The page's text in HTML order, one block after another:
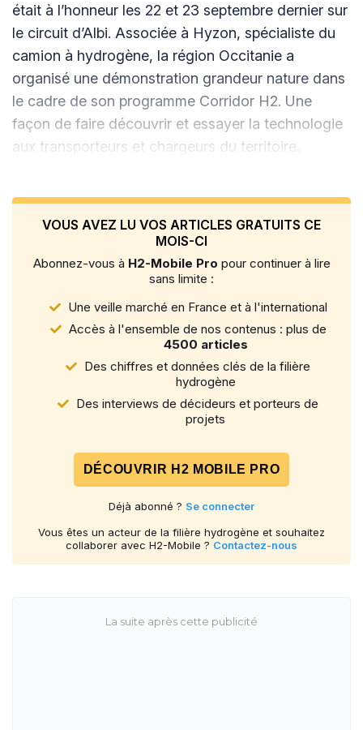
était à l’honneur les 22 et 23 septembre dernier sur
le circuit d’Albi. Associée à Hyzon, spécialiste du
camion à hydrogène, la région Occitanie a
organisé une démonstration grandeur nature dans
le cadre de son programme Corridor H2. Une
façon de faire découvrir et essayer la technologie
aux transporteurs et chargeurs du territoire.
VOUS AVEZ LU VOS ARTICLES GRATUITS CE
MOIS-CI
Abonnez-vous à H2-Mobile Pro pour continuer à lire
sans limite :
Une veille marché en France et à l'international
Accès à l'ensemble de nos contenus : plus de
4500 articles
Des chiffres et données clés de la filière
hydrogène
Des interviews de décideurs et porteurs de
projets
DÉCOUVRIR H2 MOBILE PRO
Déjà abonné ? Se connecter
Vous êtes un acteur de la filière hydrogène et souhaitez
collaborer avec H2-Mobile ? Contactez-nous